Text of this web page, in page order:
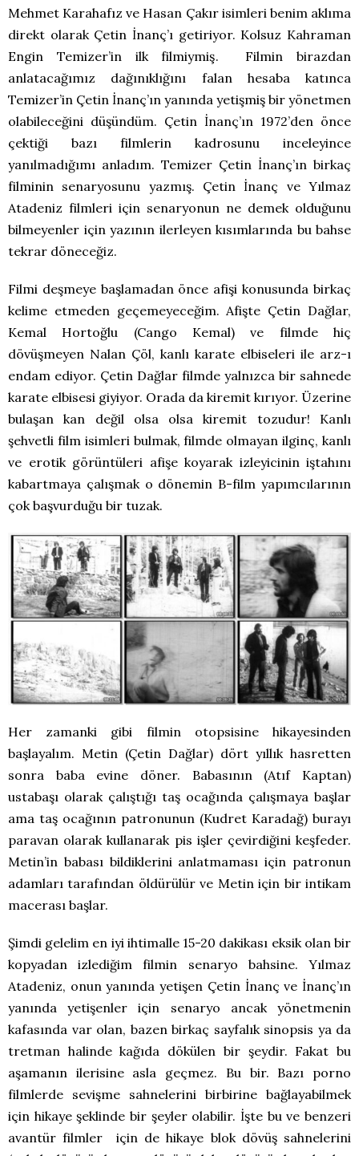
Mehmet Karahafız ve Hasan Çakır isimleri benim aklıma
direkt olarak Çetin İnanç’ı getiriyor. Kolsuz Kahraman
Engin Temizer’in ilk filmiymiş. Filmin birazdan
anlatacağımız dağınıklığını falan hesaba katınca
Temizer’in Çetin İnanç’ın yanında yetişmiş bir yönetmen
olabileceğini düşündüm. Çetin İnanç’ın 1972’den önce
çektiği bazı filmlerin kadrosunu inceleyince
yanılmadığımı anladım. Temizer Çetin İnanç’ın birkaç
filminin senaryosunu yazmış. Çetin İnanç ve Yılmaz
Atadeniz filmleri için senaryonun ne demek olduğunu
bilmeyenler için yazının ilerleyen kısımlarında bu bahse
tekrar döneceğiz.
Filmi deşmeye başlamadan önce afişi konusunda birkaç
kelime etmeden geçemeyeceğim. Afişte Çetin Dağlar,
Kemal Hortoğlu (Cango Kemal) ve filmde hiç
dövüşmeyen Nalan Çöl, kanlı karate elbiseleri ile arz-ı
endam ediyor. Çetin Dağlar filmde yalnızca bir sahnede
karate elbisesi giyiyor. Orada da kiremit kırıyor. Üzerine
bulaşan kan değil olsa olsa kiremit tozudur! Kanlı
şehvetli film isimleri bulmak, filmde olmayan ilginç, kanlı
ve erotik görüntüleri afişe koyarak izleyicinin iştahını
kabartmaya çalışmak o dönemin B-film yapımcılarının
çok başvurduğu bir tuzak.
Her zamanki gibi filmin otopsisine hikayesinden
başlayalım. Metin (Çetin Dağlar) dört yıllık hasretten
sonra baba evine döner. Babasının (Atıf Kaptan)
ustabaşı olarak çalıştığı taş ocağında çalışmaya başlar
ama taş ocağının patronunun (Kudret Karadağ) burayı
paravan olarak kullanarak pis işler çevirdiğini keşfeder.
Metin’in babası bildiklerini anlatmaması için patronun
adamları tarafından öldürülür ve Metin için bir intikam
macerası başlar.
Şimdi gelelim en iyi ihtimalle 15-20 dakikası eksik olan bir
kopyadan izlediğim filmin senaryo bahsine. Yılmaz
Atadeniz, onun yanında yetişen Çetin İnanç ve İnanç’ın
yanında yetişenler için senaryo ancak yönetmenin
kafasında var olan, bazen birkaç sayfalık sinopsis ya da
tretman halinde kağıda dökülen bir şeydir. Fakat bu
aşamanın ilerisine asla geçmez. Bu bir. Bazı porno
filmlerde sevişme sahnelerini birbirine bağlayabilmek
için hikaye şeklinde bir şeyler olabilir. İşte bu ve benzeri
avantür filmler için de hikaye blok dövüş sahnelerini